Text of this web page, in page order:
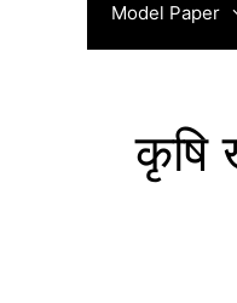
Model Paper
कृषि